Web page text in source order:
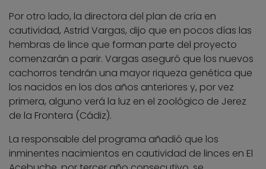
Por otro lado, la directora del plan de cría en
cautividad, Astrid Vargas, dijo que en pocos días las
hembras de lince que forman parte del proyecto
comenzarán a parir. Vargas aseguró que los nuevos
cachorros tendrán una mayor riqueza genética que
los nacidos en los dos años anteriores y, por vez
primera, alguno verá la luz en el zoológico de Jerez
de la Frontera (Cádiz).
La responsable del programa añadió que los
inminentes nacimientos en cautividad de linces en El